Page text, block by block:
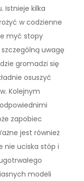
Istnieje kilka
w codzienne
myć stopy
uwagę
gromadzi się
osuszyć
Kolejnym
zapobiec
jest również
nie uciska stóp i
modeli